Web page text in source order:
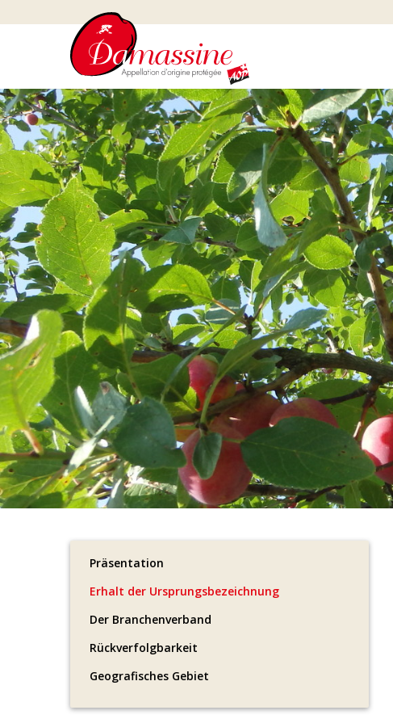
Präsentation
Erhalt der Ursprungsbezeichnung
Der Branchenverband
Rückverfolgbarkeit
Geografisches Gebiet